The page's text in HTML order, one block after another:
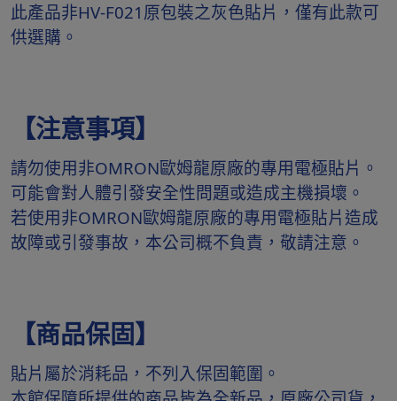
此產品非HV-F021原包裝之灰色貼片，僅有此款可
供選購。
【注意事項】
請勿使用非OMRON歐姆龍原廠的專用電極貼片。
可能會對人體引發安全性問題或造成主機損壞。
若使用非OMRON歐姆龍原廠的專用電極貼片造成
故障或引發事故，本公司概不負責，敬請注意。
【商品保固】
貼片屬於消耗品，不列入保固範圍。